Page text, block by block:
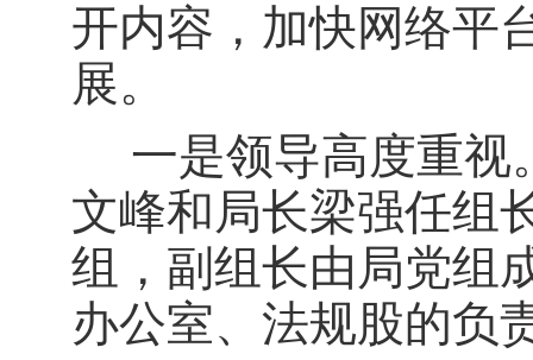
开内容，加快网络平
展。
一是领导高度重视
文峰和局长梁强任组
组，副组长由局党组
办公室、法规股的负